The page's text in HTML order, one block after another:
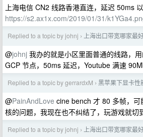
上海电信 CN2 线路香港直连，延迟 50ms 以
https://s2.ax1x.com/2019/01/31/
Replied to a topic by johnj › 上海出口带宽哪家最好
@johnj 我办的就是小区里面普通的线路，
GCP 节点，50ms 延迟，Youtube 满速
Replied to a topic by gerrardxM › 黑苹果下显卡性
@PainAndLove cine bench 才 80 多帧，
核的问题，我现在也不纠结了，玩游戏就切
Replied to a topic by johnj › 上海出口带宽哪家最好